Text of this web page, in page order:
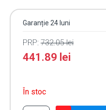
Garanție 24 luni
PRP: 732.05lei
441.89 lei
În stoc